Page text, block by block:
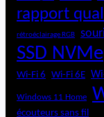
rapport
rétroéclairage RGB
SSD NVMe
Wi-Fi 6 Wi-Fi 6E
Windows 11 Home
écouteurs sans fil